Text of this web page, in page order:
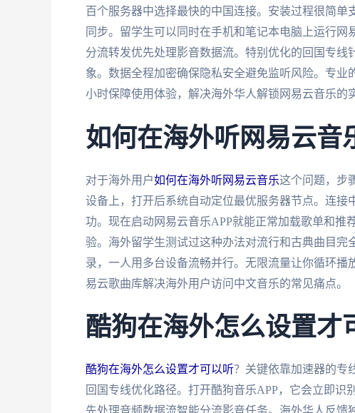
百个服务器中选择最快的中国连接。安装过程很简单
同步。留学生可以同时在手机和笔记本电脑上运行
分流转发优先处理影音数据流。特别优化的回国专
象。数据全程加密确保隐私安全避免监听风险。专
小时保障使用体验，解决海外华人解锁网易云音乐的
如何在海外听网易云音
对于海外用户如何在海外听网易云音乐这个问题，步
设备上，打开后系统自动定位最优服务器节点。连
功。现在启动网易云音乐APP就能正常加载歌单和
验。海外留学生测试过这种办法对流行和古典曲目
录，一人用多台设备流畅并行。无限流量让你循环
易云歌曲库解决海外用户访问中文音乐的常见痛点。
酷狗在海外怎么设置才
酷狗在海外怎么设置才可以听？关键依靠加速器的专
回国专线优化路径。打开酷狗音乐APP，它会立即